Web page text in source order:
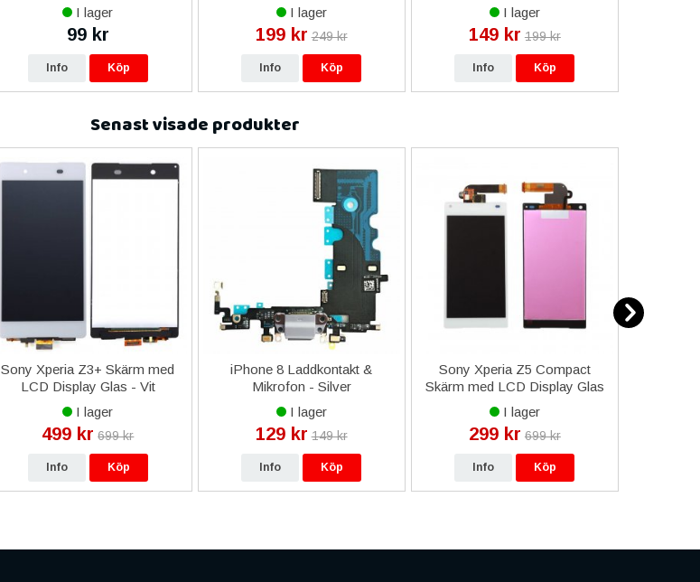
I lager
99 kr
Info Köp
I lager
199 kr 249 kr
Info Köp
I lager
149 kr 199 kr
Info Köp
Senast visade produkter
Sony Xperia Z3+ Skärm med
LCD Display Glas - Vit
I lager
499 kr 699 kr
Info Köp
iPhone 8 Laddkontakt &
Mikrofon - Silver
I lager
129 kr 149 kr
Info Köp
Sony Xperia Z5 Compact
Skärm med LCD Display Glas
- Vit
I lager
299 kr 699 kr
Info Köp